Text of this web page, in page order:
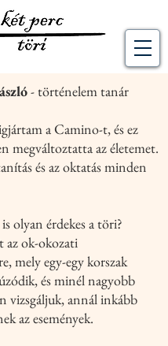
- történelem tanár
a Camino-t, és ez
megváltoztatta az életemet.
és az oktatás minden
olyan érdekes a töri?
ok-okozati
mely egy-egy korszak
és minél nagyobb
vizsgáljuk, annál inkább
az események.